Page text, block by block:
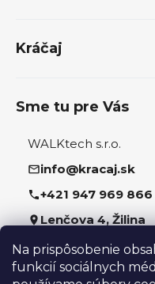
Na prispôsobenie
funkcií sociálnych
Kráčaj
Sme tu pre Vás
WALKtech s.r.o.
info@kracaj.sk
+421 947 969 866
Lenčova 4, Žilina
Sledujte nás